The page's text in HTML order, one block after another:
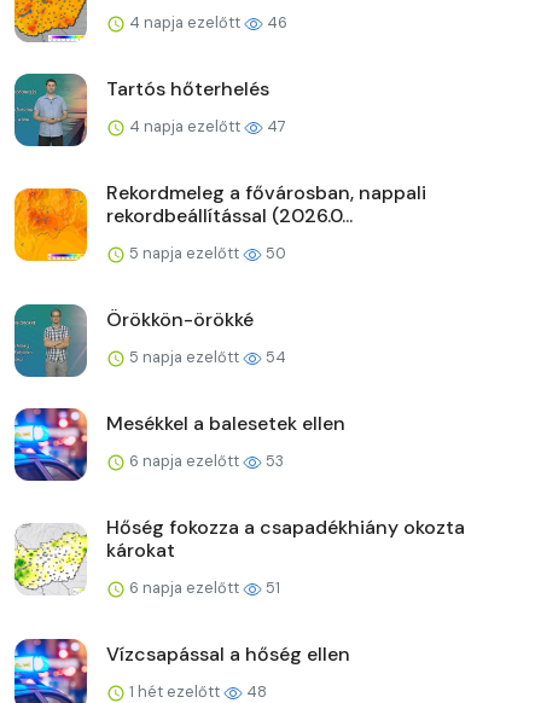
4 napja ezelőtt 46
Tartós hőterhelés
4 napja ezelőtt 47
Rekordmeleg a fővárosban, nappali
rekordbeállítással (2026.0...
5 napja ezelőtt 50
Örökkön-örökké
5 napja ezelőtt 54
Mesékkel a balesetek ellen
6 napja ezelőtt 53
Hőség fokozza a csapadékhiány okozta
károkat
6 napja ezelőtt 51
Vízcsapással a hőség ellen
1 hét ezelőtt 48